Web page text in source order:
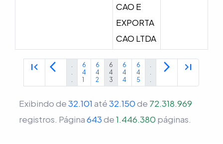
CAO E
EXPORTA
CAO LTDA
first_page arrow_back_ios
.
.
.
6
4
1
6
4
2
6
4
3
6
4
4
6
4
5
.
.
.
arrow_forward_ios last_page
Exibindo de32.101 até32.150de 72.318.969
registros. Página643de1.446.380 páginas.